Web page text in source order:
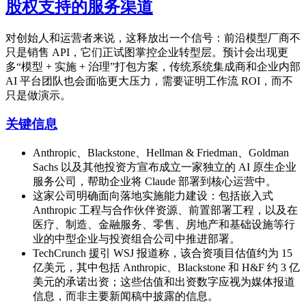
股权支持的服务渠道
对创始人和运营者来说，这释放出一个信号：前沿模型厂商不
只是销售 API，它们正试图掌控企业转型层。预计会出现更
多“模型 + 实施 + 治理”打包方案，传统系统集成商和企业内部
AI 平台团队也会面临更大压力，需要证明工作流 ROI，而不
只是做演示。
关键信息
Anthropic、Blackstone、Hellman & Friedman、Goldman
Sachs 以及其他投资方宣布成立一家独立的 AI 原生企业
服务公司，帮助企业将 Claude 部署到核心运营中。
这家公司明确面向落地实施能力建设：包括嵌入式
Anthropic 工程与合作伙伴资源、前置部署工程，以及在
医疗、制造、金融服务、零售、房地产和基础设施等行
业的中型企业与投资组合公司中推进部署。
TechCrunch 援引 WSJ 报道称，该合资项目估值约为 15
亿美元，其中包括 Anthropic、Blackstone 和 H&F 约 3 亿
美元的承诺出资；这些估值和出资数字应视为媒体报道
信息，而非主要新闻稿中披露的信息。